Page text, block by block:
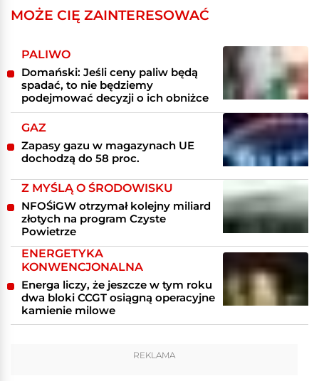
MOŻE CIĘ ZAINTERESOWAĆ
PALIWO
Domański: Jeśli ceny paliw będą
spadać, to nie będziemy
podejmować decyzji o ich obniżce
GAZ
Zapasy gazu w magazynach UE
dochodzą do 58 proc.
Z MYŚLĄ O ŚRODOWISKU
NFOŚiGW otrzymał kolejny miliard
złotych na program Czyste
Powietrze
ENERGETYKA
KONWENCJONALNA
Energa liczy, że jeszcze w tym roku
dwa bloki CCGT osiągną operacyjne
kamienie milowe
REKLAMA